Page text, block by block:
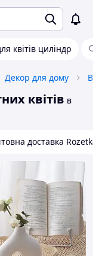
квітів циліндр
Декор для дому
квітів в
доставка